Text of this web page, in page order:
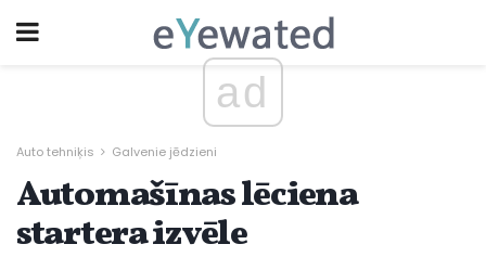
ad
Auto tehniķis Galvenie jēdzieni
Automašīnas lēciena
startera izvēle